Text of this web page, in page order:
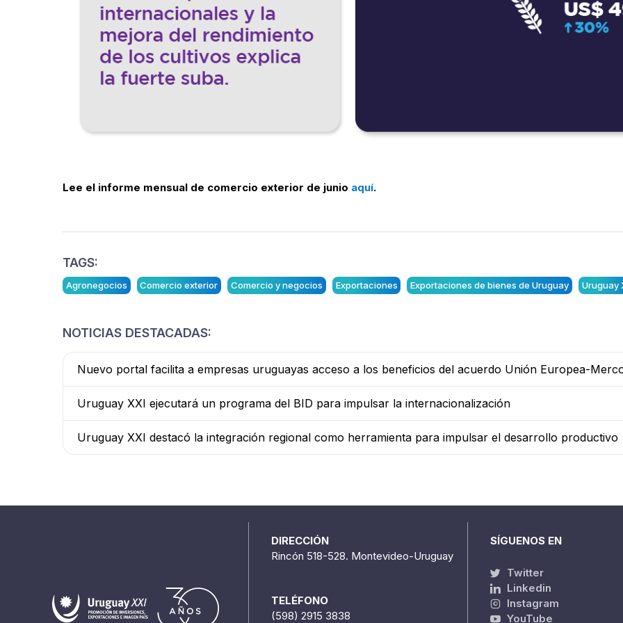
Lee el informe mensual de comercio exterior de junio aquí.
TAGS:
Agronegocios Comercio exterior Comercio y negocios Exportaciones Exportaciones de bienes de Uruguay Uruguay
NOTICIAS DESTACADAS:
Nuevo portal facilita a empresas uruguayas acceso a los beneficios del acuerdo Unión Europea-
Uruguay XXI ejecutará un programa del BID para impulsar la internacionalización
Uruguay XXI destacó la integración regional como herramienta para impulsar el desarrollo productivo
DIRECCIÓN
Rincón 518-528. Montevideo-Uruguay
TELÉFONO
(598) 2915 3838
SÍGUENOS EN
Twitter
Linkedin
Instagram
YouTube